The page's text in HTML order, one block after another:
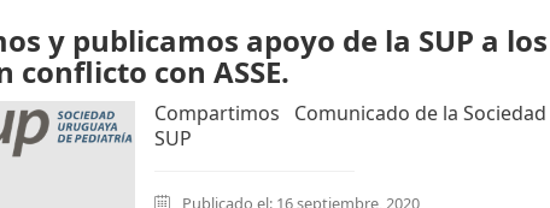
y publicamos apoyo de la SUP a
conflicto con ASSE.
Compartimos Comunicado de la
SUP
Publicado el: 16 septiembre, 2020